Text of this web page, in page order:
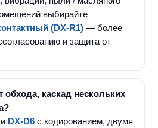
выбирайте
(DX-R1) — более
и защита от
обхода, каскад нескольких
DX-D6 с кодированием, двумя